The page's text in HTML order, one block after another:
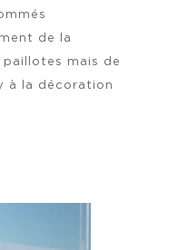
de la
paillotes mais de
à la décoration